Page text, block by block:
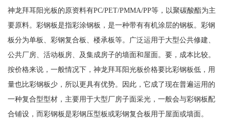
神龙拜耳阳光板的原资料有PC/PET/PMMA/PP等，以聚碳酸酯为主
要原料。彩钢板是指彩涂钢板，是一种带有有机涂层的钢板。彩钢
板分为单板、彩钢复合板、楼承板等。广泛运用于大型公共修建、
公共厂房、活动板房、及集成房子的墙面和屋面。要，成本比较。
按价格来说，一般情况下，神龙拜耳阳光板价格要比彩钢板低，用
量也比彩钢板少，所以更具有优势。因此，它成了现在普遍运用的
一种复合型型材，主要用于大型厂房子面采光，一般会与彩钢板配
合铺设，而彩钢板是彩钢压型板或彩钢复合板用于屋面或墙面。